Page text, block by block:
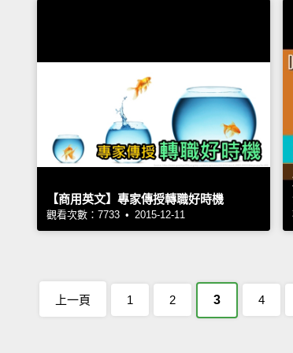
【商用英文】專家傳授轉職好時機
觀看次數：7733 • 2015-12-11
上一頁 1 2 3 4